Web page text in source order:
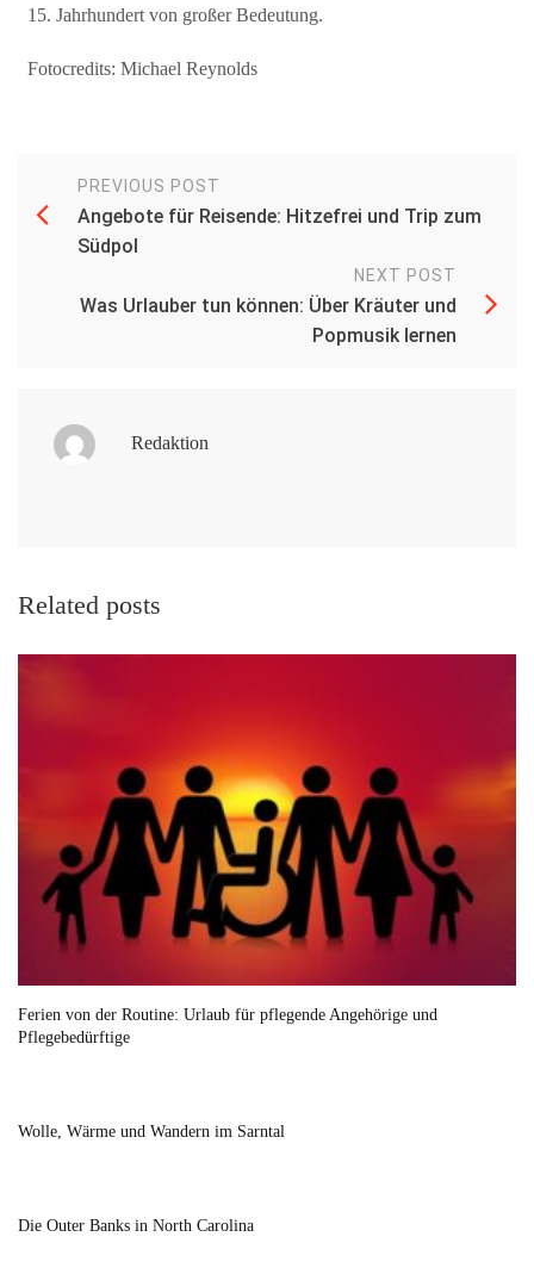
15. Jahrhundert von großer Bedeutung.
Fotocredits: Michael Reynolds
PREVIOUS POST
Angebote für Reisende: Hitzefrei und Trip zum
Südpol
NEXT POST
Was Urlauber tun können: Über Kräuter und
Popmusik lernen
Redaktion
Related posts
Ferien von der Routine: Urlaub für pflegende Angehörige und
Pflegebedürftige
Wolle, Wärme und Wandern im Sarntal
Die Outer Banks in North Carolina